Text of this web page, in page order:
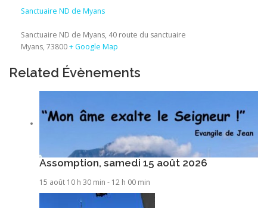
Sanctuaire ND de Myans
Sanctuaire ND de Myans, 40 route du sanctuaire
Myans, 73800+ Google Map
Related Évènements
Assomption, samedi 15 août 2026
15 août 10 h 30 min - 12 h 00 min